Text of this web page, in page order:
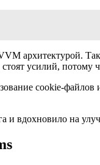
архитектурой.
усилий,
cookie-
и вдохновило на